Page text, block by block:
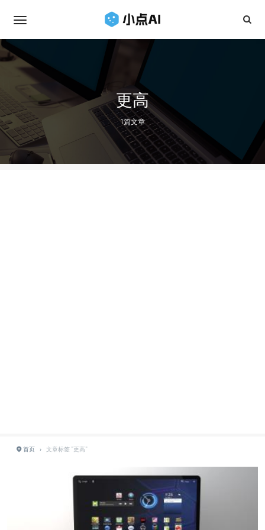
更高
1篇文章
首页 › 文章标签 "更高"